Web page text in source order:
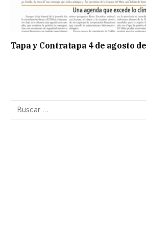
Tapa y Contratapa 4 de agosto